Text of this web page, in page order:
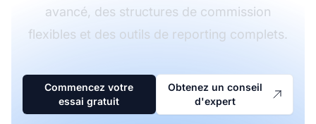
avancé, des structures de commission
flexibles et des outils de reporting complets.
Commencez votre
essai gratuit
Obtenez un conseil
d'expert